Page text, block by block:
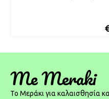
€
Me Meraki
To Μεράκι για καλαισθησία